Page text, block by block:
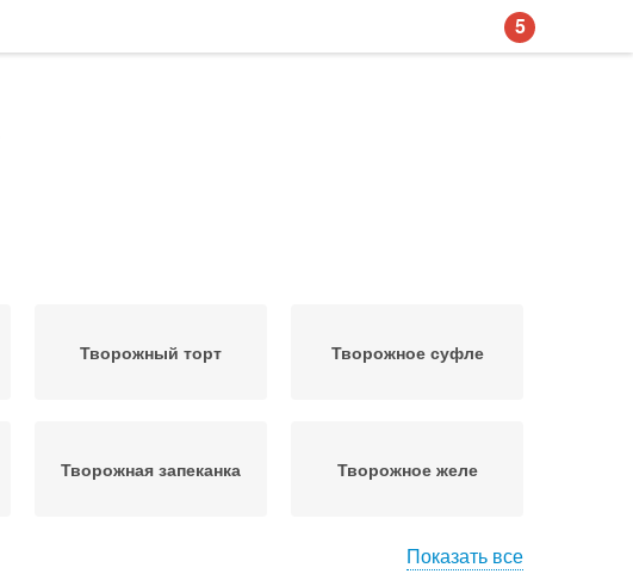
Творожный торт Творожное суфле
Творожная запеканка Творожное желе
Показать все
5